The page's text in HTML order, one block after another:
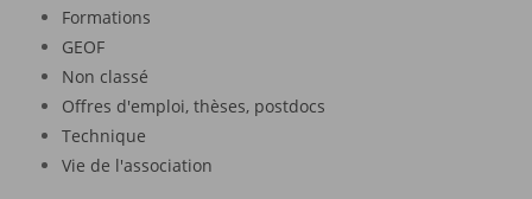
Formations
GEOF
Non classé
Offres d'emploi, thèses, postdocs
Technique
Vie de l'association